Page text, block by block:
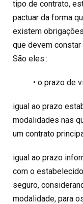
tipo de contrato,
pactuar da forma
existem
que devem
São eles::
• o prazo de
igual ao prazo
modalidades nas
um contrato
igual ao prazo
com o
seguro,
modalidade, para